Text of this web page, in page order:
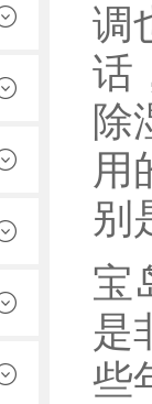
调
话
除
用
别
宝
是
些